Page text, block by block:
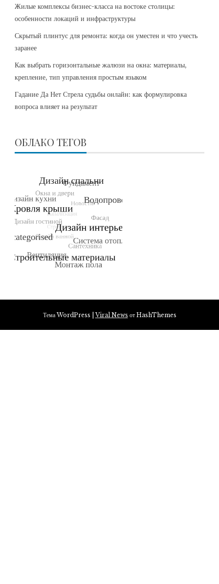
Жилые комплексы бизнес-класса на востоке столицы:
особенности локаций и инфраструктуры
Скрытый плинтус для ремонта: когда он уместен и что учесть
заранее
Как выбрать горизонтальные жалюзи на окна: материалы,
крепление, тип управления простым языком
Гадание Да Нет Стрела судьбы онлайн: как формулировка
вопроса влияет на результат
ОБЛАКО ТЕГОВ
Тема WordPress |Viral News от HashThemes